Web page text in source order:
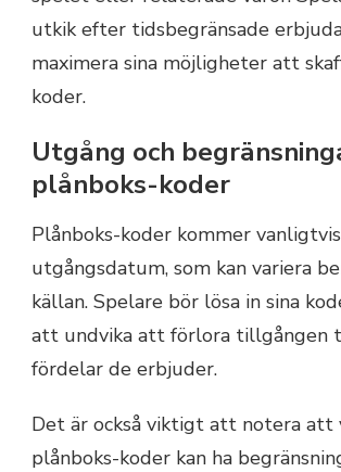
utkik efter tidsbegränsade
maximera sina möjligheter att
koder.
Utgång och
plånboks-koder
Plånboks-koder kommer
utgångsdatum, som kan variera
källan. Spelare bör lösa in sina
att undvika att förlora tillgången
fördelar de erbjuder.
Det är också viktigt att notera att
plånboks-koder kan ha